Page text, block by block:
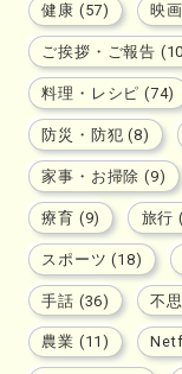
健康 (57) 映
ご挨拶・ご報告
料理・レシピ (74)
防災・防犯 (8)
家事・お掃除 (9)
療育 (9) 旅行
スポーツ (18)
手話 (36) 不
農業 (11)